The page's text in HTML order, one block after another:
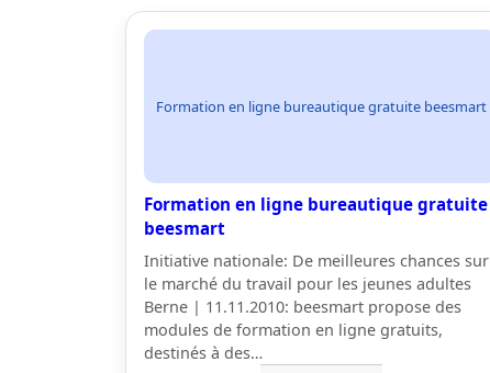
Formation en ligne bureautique gratuite beesmart
Formation en ligne bureautique gratuite
beesmart
Initiative nationale: De meilleures chances sur
le marché du travail pour les jeunes adultes
Berne | 11.11.2010: beesmart propose des
modules de formation en ligne gratuits,
destinés à des…